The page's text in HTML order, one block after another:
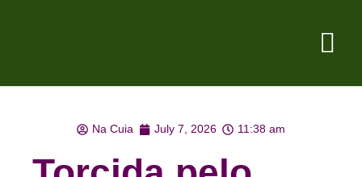
Na Cuia July 7, 2026 11:38 am